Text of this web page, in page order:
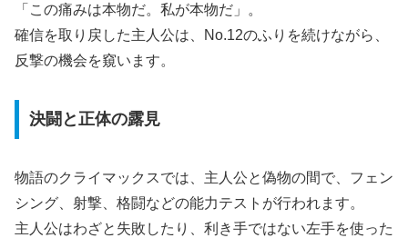
「この痛みは本物だ。私が本物だ」。
確信を取り戻した主人公は、No.12のふりを続けながら、
反撃の機会を窺います。
決闘と正体の露見
物語のクライマックスでは、主人公と偽物の間で、フェン
シング、射撃、格闘などの能力テストが行われます。
主人公はわざと失敗したり、利き手ではない左手を使った